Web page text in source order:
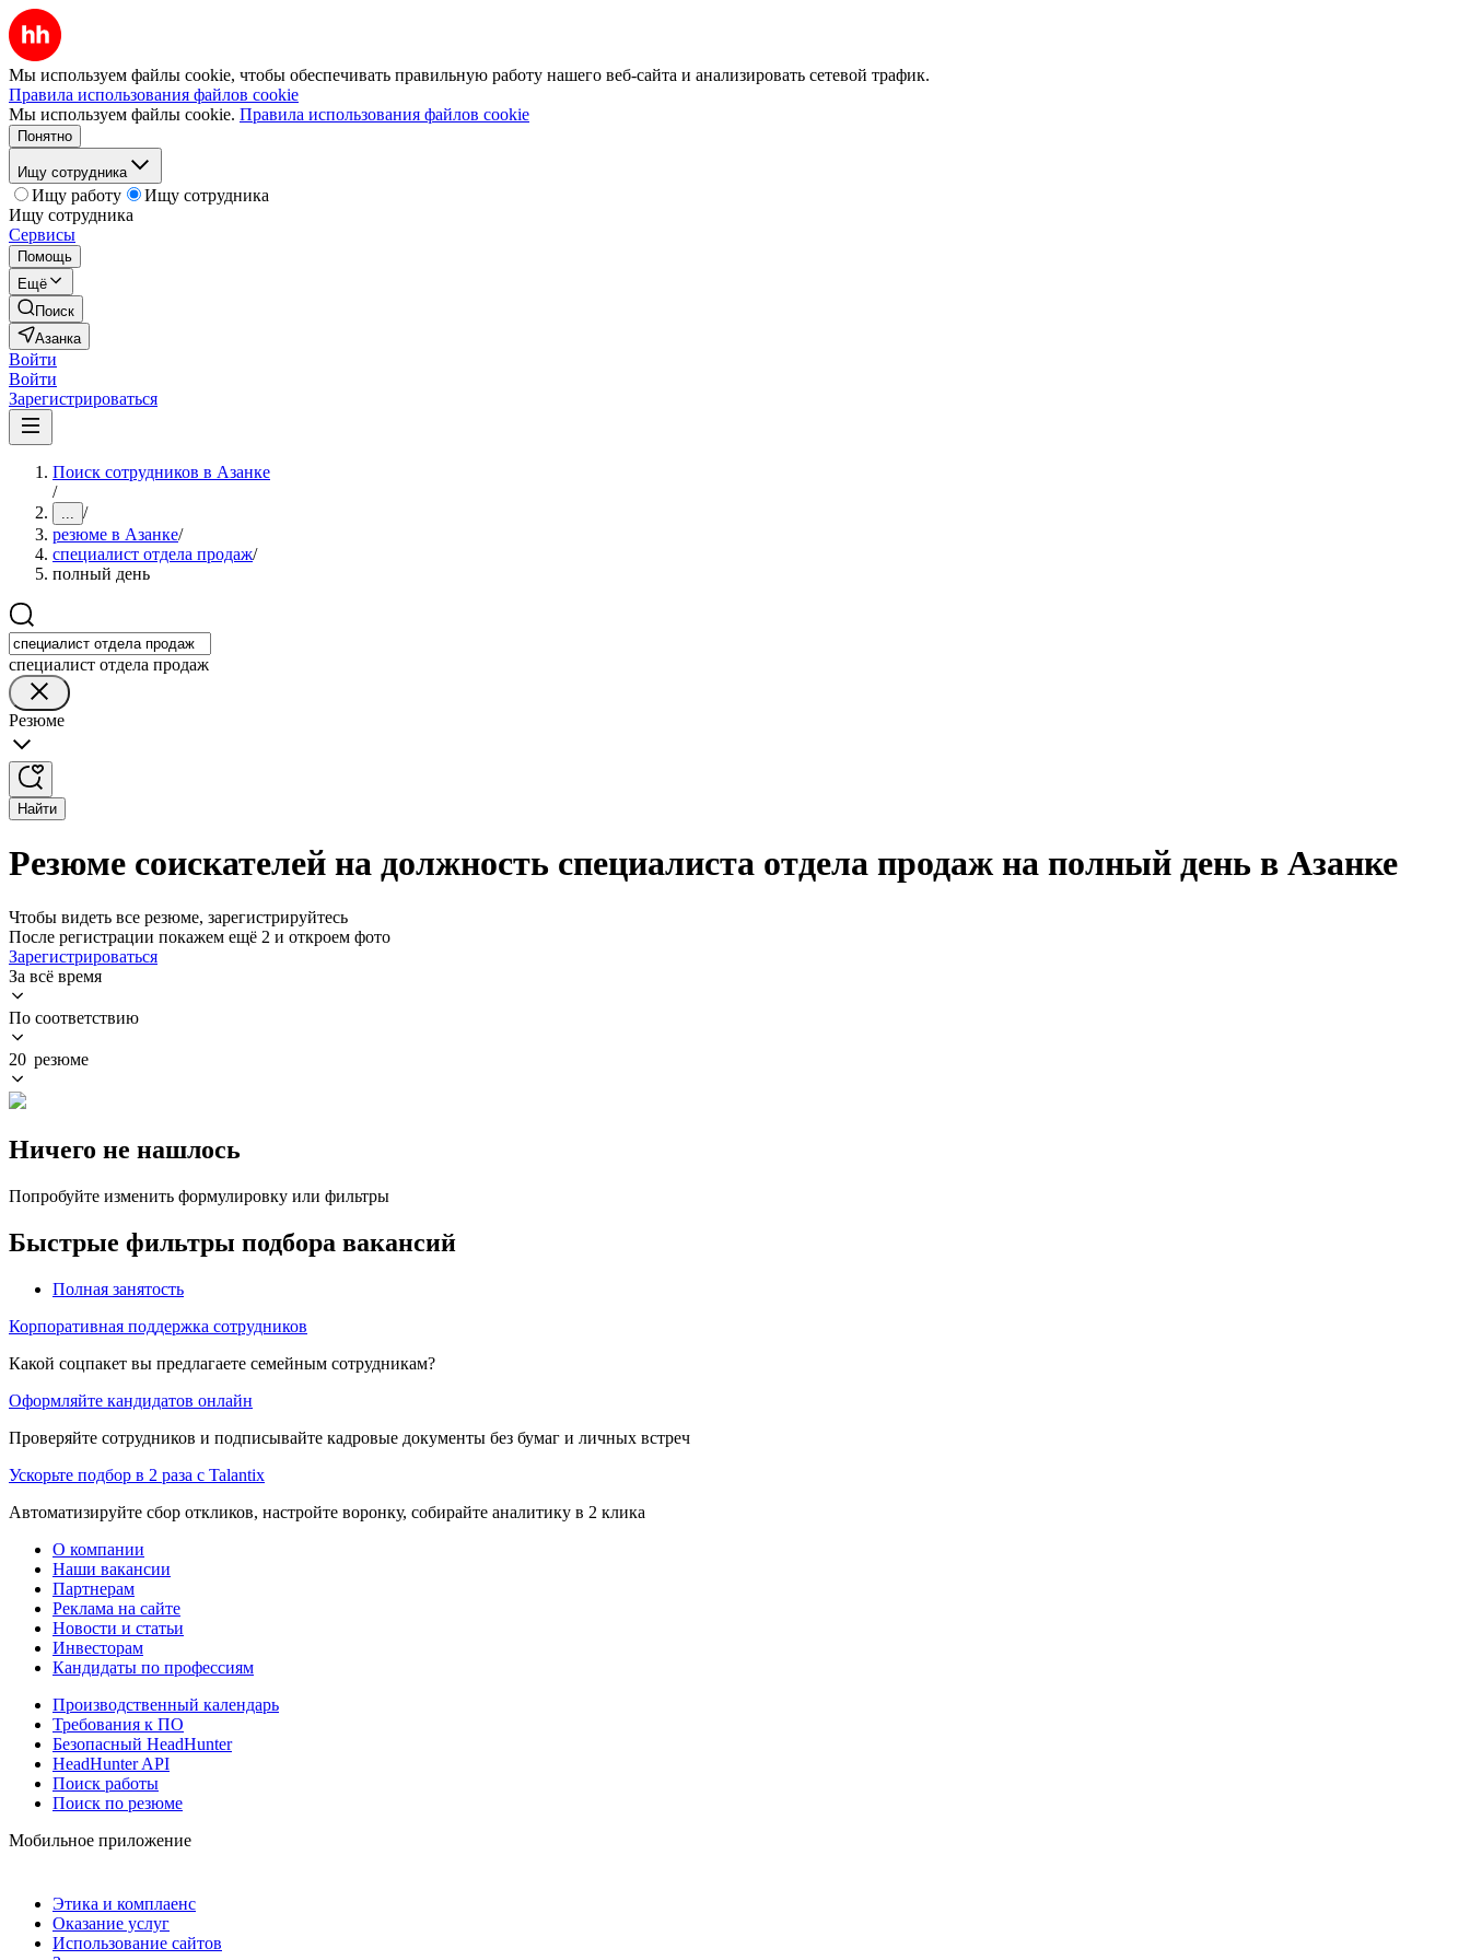
Мы используем файлы cookie, чтобы обеспечивать правильную работу нашего веб-сайта и анализировать сетевой трафик.
Правила использования файлов cookie
Мы используем файлы cookie. Правила использования файлов cookie
Понятно
Ищу сотрудника
Ищу работу
Ищу сотрудника
Ищу сотрудника
Сервисы
Помощь
Ещё
Поиск
Азанка
Войти
Войти
Зарегистрироваться
Поиск сотрудников в Азанке
/
... /
резюме в Азанке/
специалист отдела продаж/
полный день
специалист отдела продаж
Резюме
Найти
Резюме соискателей на должность специалиста отдела продаж на полный день в Азанке
Чтобы видеть все резюме, зарегистрируйтесь
После регистрации покажем ещё 2 и откроем фото
Зарегистрироваться
За всё время
По соответствию
20 резюме
Ничего не нашлось
Попробуйте изменить формулировку или фильтры
Быстрые фильтры подбора вакансий
Полная занятость
Корпоративная поддержка сотрудников
Какой соцпакет вы предлагаете семейным сотрудникам?
Оформляйте кандидатов онлайн
Проверяйте сотрудников и подписывайте кадровые документы без бумаг и личных встреч
Ускорьте подбор в 2 раза с Talantix
Автоматизируйте сбор откликов, настройте воронку, собирайте аналитику в 2 клика
О компании
Наши вакансии
Партнерам
Реклама на сайте
Новости и статьи
Инвесторам
Кандидаты по профессиям
Производственный календарь
Требования к ПО
Безопасный HeadHunter
HeadHunter API
Поиск работы
Поиск по резюме
Мобильное приложение
Этика и комплаенс
Оказание услуг
Использование сайтов